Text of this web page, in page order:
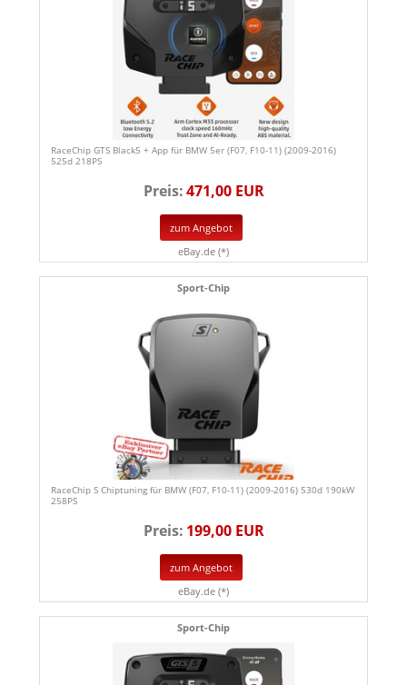
RaceChip GTS Black5 + App für BMW 5er (F07, F10-11) (2009-2016)
525d 218PS
Preis:471,00 EUR
zum Angebot
eBay.de (*)
Sport-Chip
RaceChip S Chiptuning für BMW (F07, F10-11) (2009-2016) 530d 190kW
258PS
Preis: 199,00 EUR
zum Angebot
eBay.de (*)
Sport-Chip